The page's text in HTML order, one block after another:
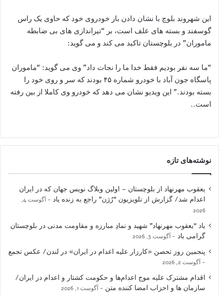
این شهروند بلوچ با نشان دادن بار خودروی خود که حاوی یک راس
گوسفند و بسته های علف است، بر “تیراندازی های بی ضابطه
ماموران” در بلوچستان تاکید می کند و می گوید:
“ما سه نفر بودیم فقط خدا ما را نجات داد” وی می گوید: “ماموران
پاسگاه جون آباد با خودرو شماره ۴۵ بودند که سر و روی خود را
بسته بودند.” این ویدیو نشان می دهد که خودرو وی کاملا از بین رفته
است..
نوشته‌های تازه
یعقوب مهرنهاد از بلوچستان – اولین وبلاگ نویس جهان که در ایران
اعدام شد/ گزارش از تلویزیون “رُژن” راجع به زنده یاد
آگوست 4,
2026
یاد “یعقوب مهرنهاد” شهید و نمادِ مبارزه و مقاومت مدنی در بلوچستان
گرامی باد
آگوست 3, 2026
پنجمین روز تحصن «کارزار علیه اعدام در ایران» در لندن/ عکس تجمع
آگوست 2, 2026
اقدام مشترک علیه موج اعدام‌ها و حکومت کشتار و اعدام در ایران/
سازمان ها و احزاب امضا کننده متن
آگوست 1, 2026